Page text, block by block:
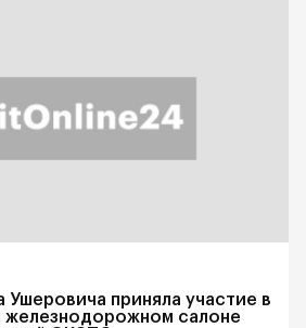
Ушеровича приняла участие в
салоне